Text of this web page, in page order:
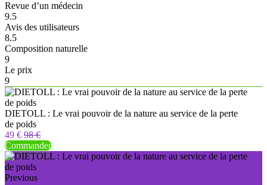
Revue d’un médecin
9.5
Avis des utilisateurs
8.5
Composition naturelle
9
Le prix
9
DIETOLL : Le vrai pouvoir de la nature au service de la perte
de poids
49 € 98 €
Commander
Previous